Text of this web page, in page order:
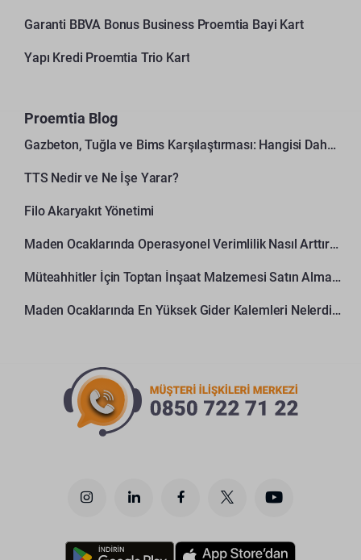
Garanti BBVA Bonus Business Proemtia Bayi Kart
Yapı Kredi Proemtia Trio Kart
Proemtia Blog
Gazbeton, Tuğla ve Bims Karşılaştırması: Hangisi Daha Avantajlı?
TTS Nedir ve Ne İşe Yarar?
Filo Akaryakıt Yönetimi
Maden Ocaklarında Operasyonel Verimlilik Nasıl Arttırılır?
Müteahhitler İçin Toptan İnşaat Malzemesi Satın Alma Rehberi
Maden Ocaklarında En Yüksek Gider Kalemleri Nelerdir?